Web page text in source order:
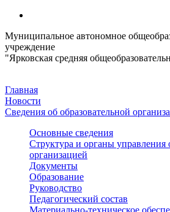
Муниципальное автономное
учреждение
"Ярковская средняя
Главная
Новости
Сведения об образовательной
Основные сведения
Структура и органы управления
организацией
Документы
Образование
Руководство
Педагогический состав
Материально-техническое